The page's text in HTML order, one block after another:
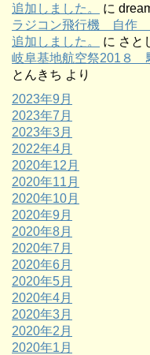
追加しました。
に
ラジコン飛行機 自作
追加しました。
に さと
岐阜基地航空祭201８
とんきち より
2023年9月
2023年7月
2023年3月
2022年4月
2020年12月
2020年11月
2020年10月
2020年9月
2020年8月
2020年7月
2020年6月
2020年5月
2020年4月
2020年3月
2020年2月
2020年1月